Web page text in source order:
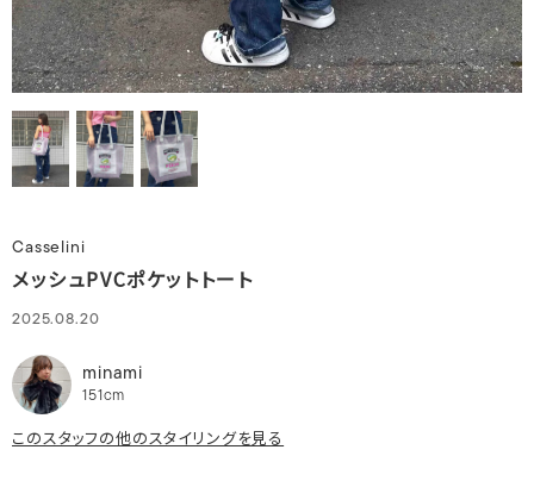
Casselini
メッシュPVCポケットトート
2025.08.20
minami
151cm
このスタッフの他のスタイリングを見る